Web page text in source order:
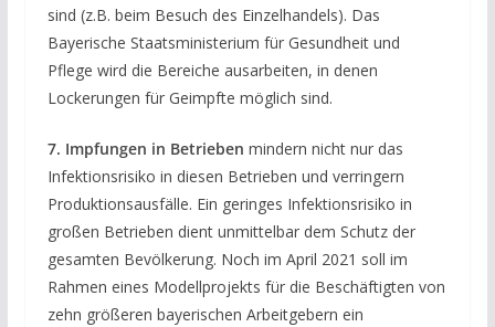
sind (z.B. beim Besuch des Einzelhandels). Das
Bayerische Staatsministerium für Gesundheit und
Pflege wird die Bereiche ausarbeiten, in denen
Lockerungen für Geimpfte möglich sind.
7. Impfungen in Betrieben mindern nicht nur das
Infektionsrisiko in diesen Betrieben und verringern
Produktionsausfälle. Ein geringes Infektionsrisiko in
großen Betrieben dient unmittelbar dem Schutz der
gesamten Bevölkerung. Noch im April 2021 soll im
Rahmen eines Modellprojekts für die Beschäftigten von
zehn größeren bayerischen Arbeitgebern ein